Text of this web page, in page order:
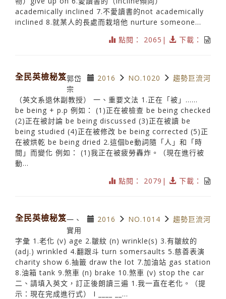
academically inclined 7.不愛讀書的not academically
inclined 8.就某人的長處而栽培他 nurture someone...
點閱： 2065|
下載：
全民英檢秘笈 2016 NO.1020 趨勢巨流河
郭岱
宗
（英文系退休副教授） 一、重要文法 1.正在「被」……
be being + p.p 例如： (1)正在被檢查 be being checked
(2)正在被討論 be being discussed (3)正在被讀 be
being studied (4)正在被修改 be being corrected (5)正
在被烘乾 be being dried 2.這個be動詞隨「人」和「時
間」而變化 例如： (1)我正在被疲勞轟炸。（現在進行被
動...
點閱： 2079|
下載：
全民英檢秘笈 2016 NO.1014 趨勢巨流河
一、
實用
字彙 1.老化 (v) age 2.皺紋 (n) wrinkle(s) 3.有皺紋的
(adj.) wrinkled 4.翻跟斗 turn somersaults 5.慈善表演
charity show 6.抽籤 draw the lot 7.加油站 gas station
8.油箱 tank 9.煞車 (n) brake 10.煞車 (v) stop the car
二、請填入英文，訂正後朗讀三遍 1.我一直在老化。（提
示：現在完成進行式） I ____ __...